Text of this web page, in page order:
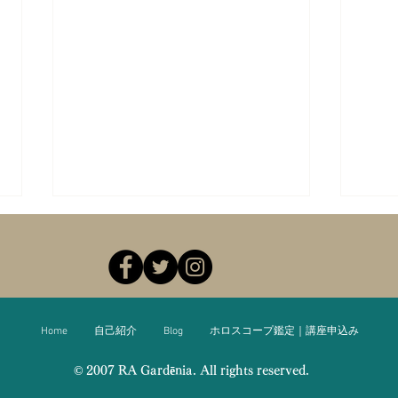
身体と星の関係を学ぶMoon
Home 自己紹介 Blog ホロスコープ鑑定｜講座申込み
© 2007 RA Gardēnia. All rights reserved.